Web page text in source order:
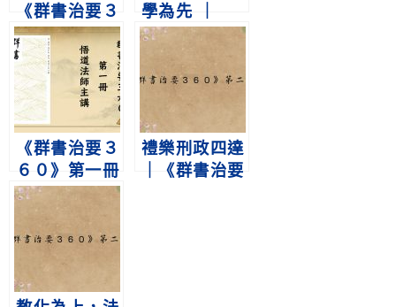
《群書治要３
６０》第二冊
第292集
學為先 ｜
《群書治要３
６０》第二冊
第223集
《群書治要３
６０》第一冊
第232集 禮之
禮樂刑政四達
｜《群書治要